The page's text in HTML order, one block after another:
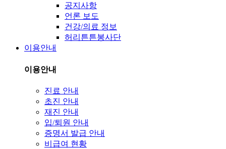
공지사항
언론 보도
건강/의료 정보
허리튼튼봉사단
이용안내
이용안내
진료 안내
초진 안내
재진 안내
입/퇴원 안내
증명서 발급 안내
비급여 현황